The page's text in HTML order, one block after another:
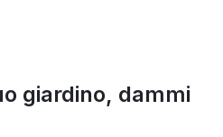
giardino, dammi